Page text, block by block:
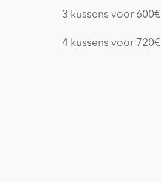
3 kussens voor 600€
4 kussens voor 720€